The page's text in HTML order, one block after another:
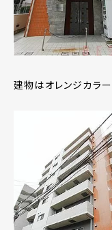
建物はオレンジカラ